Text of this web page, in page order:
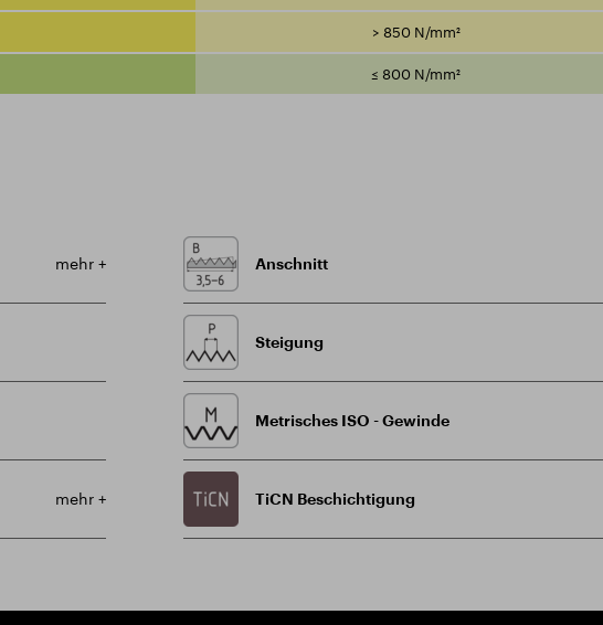
> 850 N/mm²
≤ 800 N/mm²
mehr +
mehr +
Anschnitt
Steigung
Metrisches ISO - Gewinde
TiCN Beschichtigung